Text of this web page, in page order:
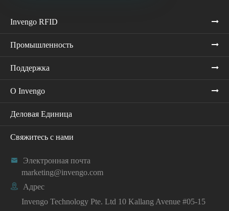
Invengo RFID
Промышленность
Поддержка
О Invengo
Деловая Единица
Свяжитесь с нами

Электронная почта
marketing@invengo.com

Адрес
Invengo Technology Pte. Ltd 10 Kallang Avenue #05-15